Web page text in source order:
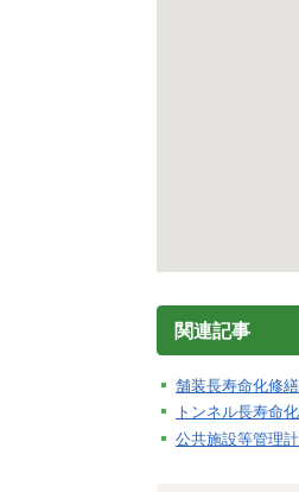
関連記事
舗装長寿命化修
トンネル長寿命
公共施設等管理